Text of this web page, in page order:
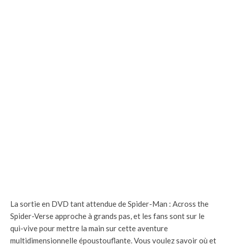
La sortie en DVD tant attendue de Spider-Man : Across the
Spider-Verse approche à grands pas, et les fans sont sur le
qui-vive pour mettre la main sur cette aventure
multidimensionnelle époustouflante. Vous voulez savoir où et